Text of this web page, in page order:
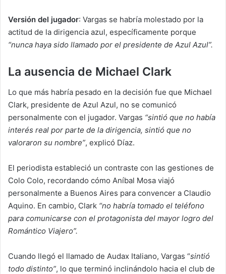
Versión del jugador: Vargas se habría molestado por la
actitud de la dirigencia azul, específicamente porque
“nunca haya sido llamado por el presidente de Azul Azul”.
La ausencia de Michael Clark
Lo que más habría pesado en la decisión fue que Michael
Clark, presidente de Azul Azul, no se comunicó
personalmente con el jugador. Vargas “sintió que no había
interés real por parte de la dirigencia, sintió que no
valoraron su nombre”, explicó Díaz.
El periodista estableció un contraste con las gestiones de
Colo Colo, recordando cómo Aníbal Mosa viajó
personalmente a Buenos Aires para convencer a Claudio
Aquino. En cambio, Clark “no habría tomado el teléfono
para comunicarse con el protagonista del mayor logro del
Romántico Viajero”.
Cuando llegó el llamado de Audax Italiano, Vargas “sintió
todo distinto”, lo que terminó inclinándolo hacia el club de